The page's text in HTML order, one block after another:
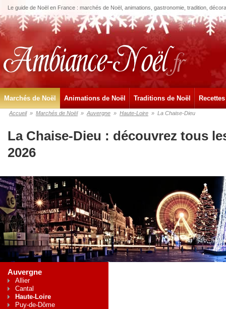
Le guide de Noël en France : marchés de Noël, animations, gastronomie, tradition,
Marchés de Noël Animations de Noël Traditions de Noël
Accueil » Marchés de Noël » Auvergne » Haute-Loire » La Chaise-Dieu
La Chaise-Dieu : découvrez tous
2026
Auvergne
Allier
Cantal
Haute-Loire
Puy-de-Dôme